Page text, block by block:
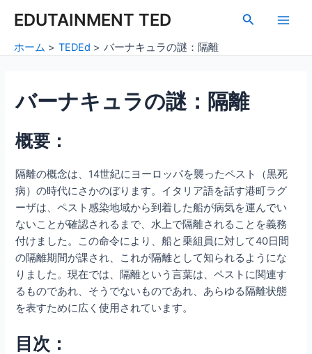
EDUTAINMENT TED
検
Main
ホーム TEDEd バーナキュラの謎：隔離
バーナキュラの謎：隔離
概要：
隔離の概念は、14世紀にヨーロッパを襲ったペスト（黒死
病）の時代にさかのぼります。イタリア語を話す港町ラグ
ーザは、ペスト感染地域から到着した船が病気を運んでい
ないことが確認されるまで、水上で隔離されることを義務
付けました。この命令により、船と乗組員に対して40日間
の隔離期間が課され、これが隔離として知られるようにな
りました。現在では、隔離という言葉は、ペストに関連す
るものであれ、そうでないものであれ、あらゆる隔離状態
を表すために広く使用されています。
目次：
navigation